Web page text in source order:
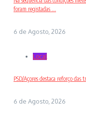
foram registadas ...
6 de Agosto, 2026
Local
PSD/Açores destaca reforço
6 de Agosto, 2026